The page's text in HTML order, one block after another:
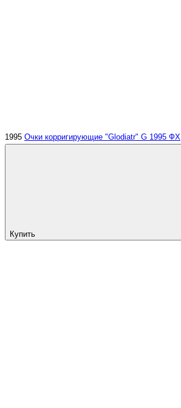
1995 Очки корригирующие "Glodiatr" G 1995 ФХ
Купить